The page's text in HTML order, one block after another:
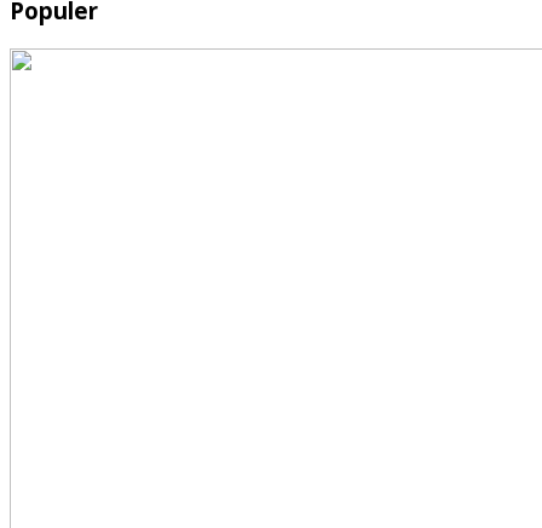
Populer